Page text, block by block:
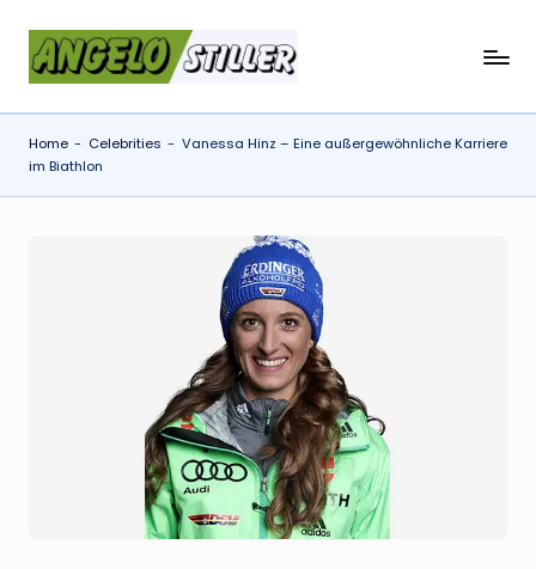
a
n
g
e
Home - Celebrities - Vanessa Hinz – Eine außergewöhnliche Karriere
im Biathlon